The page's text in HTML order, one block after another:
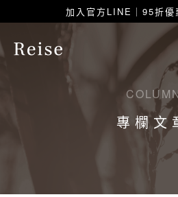
加入官方LINE｜95折優
專欄文